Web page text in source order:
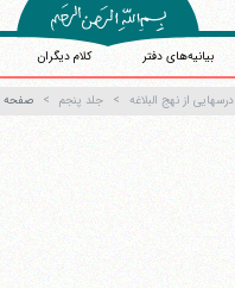
بیانیه‌های دفتر کلام دیگران
درسهایی از نهج البلاغه جلد پنجم صفحه ۵۸۴